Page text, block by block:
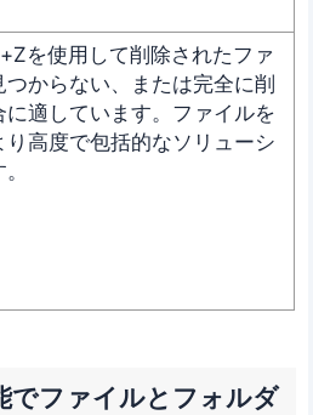
を使用して削除されたファ
からない、または完全に削
に適しています。ファイルを
高度で包括的なソリューシ
でファイルとフォルダ